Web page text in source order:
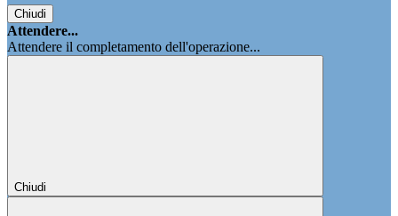
Chiudi
Attendere...
Attendere il completamento dell'operazione...
Chiudi